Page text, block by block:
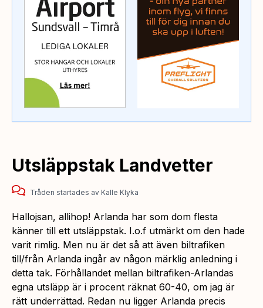
Utsläppstak Landvetter
Tråden startades av Kalle Klyka
Hallojsan, allihop! Arlanda har som dom flesta
känner till ett utsläppstak. I.o.f utmärkt om den hade
varit rimlig. Men nu är det så att även biltrafiken
till/från Arlanda ingår av någon märklig anledning i
detta tak. Förhållandet mellan biltrafiken-Arlandas
egna utsläpp är i procent räknat 60-40, om jag är
rätt underrättad. Redan nu ligger Arlanda precis